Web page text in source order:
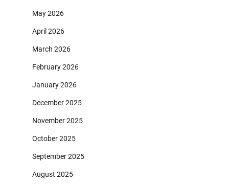
May 2026
April 2026
March 2026
February 2026
January 2026
December 2025
November 2025
October 2025
September 2025
August 2025